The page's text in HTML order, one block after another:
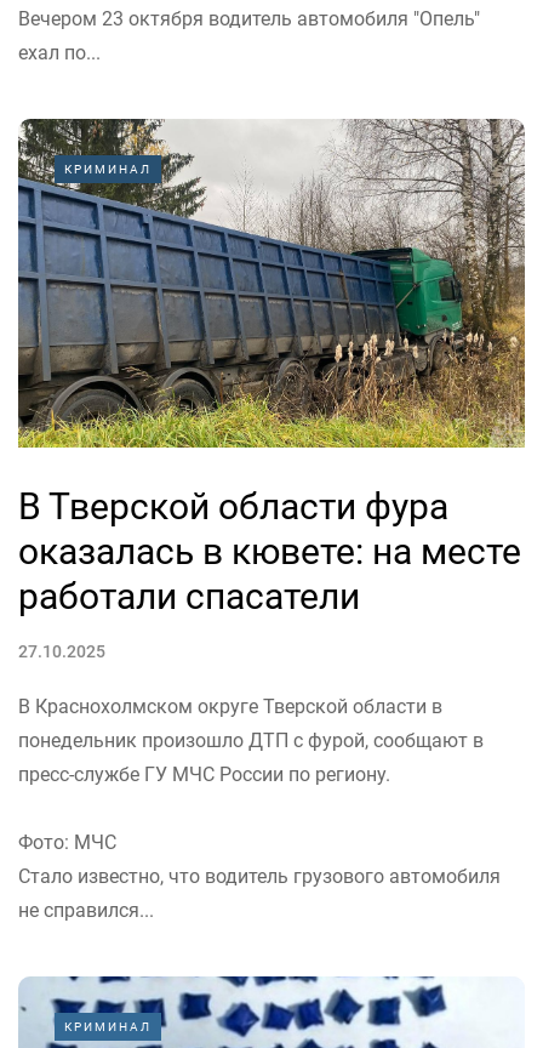
Вечером 23 октября водитель автомобиля "Опель"
ехал по...
КРИМИНАЛ
В Тверской области фура
оказалась в кювете: на месте
работали спасатели
27.10.2025
В Краснохолмском округе Тверской области в
понедельник произошло ДТП с фурой, сообщают в
пресс-службе ГУ МЧС России по региону.
Фото: МЧС
Стало известно, что водитель грузового автомобиля
не справился...
КРИМИНАЛ